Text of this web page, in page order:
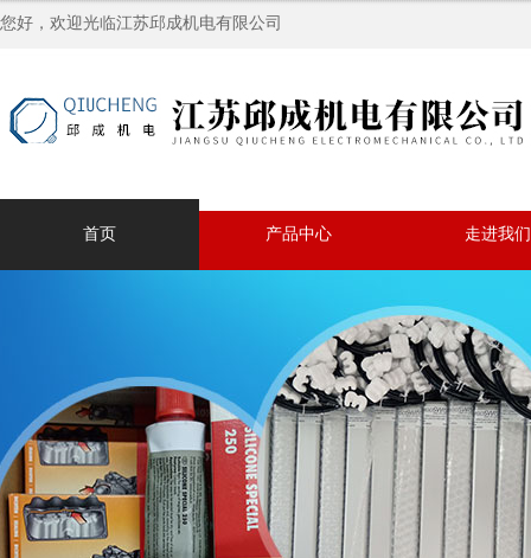
您好，欢迎光临江苏邱成机电有限公司
首页 产品中心 走进我们